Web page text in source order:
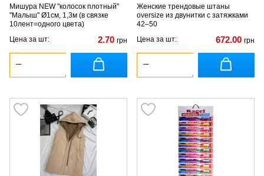
Мишура NEW "колосок плотный"
"Малыш" Ø1см, 1,3м (в связке
10лент=одного цвета)
Цена за шт:
2.70 грн
Женские трендовые штаны
oversize из двунитки с затяжками
42–50
Цена за шт:
672.00 грн